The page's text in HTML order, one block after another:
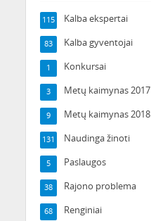
Kalba ekspertai
115
Kalba gyventojai
83
Konkursai
1
Metų kaimynas 2017
3
Metų kaimynas 2018
9
Naudinga žinoti
131
Paslaugos
5
Rajono problema
38
Renginiai
68